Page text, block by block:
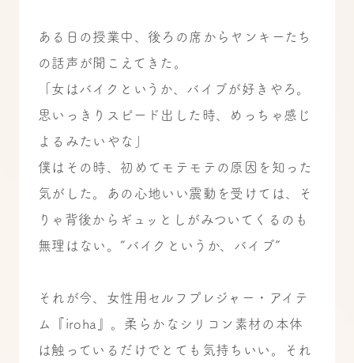
ある日の授業中、後ろの席からヤンキーたち
の話声が聞こえてきた。
「女はバイクというか、バイブが好きやろ。
思いっきりスピード出した時、めっちゃ感じ
よるみたいやな」
僕はその時、初めてモテモテの原因を知った
気がした。あの心地いい震動を受けては、そ
りゃ背後からギュッとしがみついてくるのも
無理はない。“バイクというか、バイブ”
それが今、女性用セルフプレジャー・アイテ
ム『iroha』。柔らかなシリコン素材の本体
は触っているだけでとても気持ちいい。それ